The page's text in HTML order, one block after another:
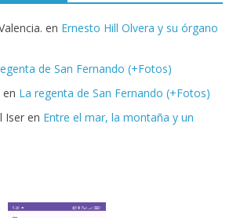
en Ernesto Hill Olvera y su órgano
de San Fernando (+Fotos)
en La regenta de San Fernando (+Fotos)
Iser en Entre el mar, la montaña y un